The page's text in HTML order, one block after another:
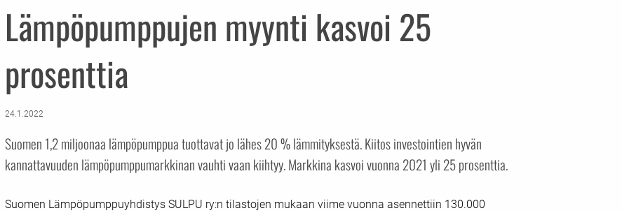
Lämpöpumppujen myynti kasvoi 25
prosenttia
24.1.2022
Suomen 1,2 miljoonaa lämpöpumppua tuottavat jo lähes 20 % lämmityksestä. Kiitos investointien hyvän
kannattavuuden lämpöpumppumarkkinan vauhti vaan kiihtyy. Markkina kasvoi vuonna 2021 yli 25 prosenttia.
Suomen Lämpöpumppuyhdistys SULPU ry:n tilastojen mukaan viime vuonna asennettiin 130.000